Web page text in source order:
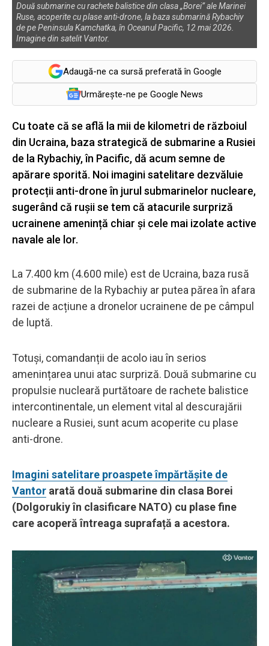
Două submarine cu rachete balistice din clasa „Borei” ale Marinei
Ruse, acoperite cu plase anti-drone, la baza submarină Rybachiy
de pe Peninsula Kamchatka, în Oceanul Pacific, 12 mai 2026.
Imagine din satelit Vantor.
Adaugă-ne ca sursă preferată în Google
Urmărește-ne pe Google News
Cu toate că se află la mii de kilometri de războiul
din Ucraina, baza strategică de submarine a Rusiei
de la Rybachiy, în Pacific, dă acum semne de
apărare sporită. Noi imagini satelitare dezvăluie
protecții anti-drone în jurul submarinelor nucleare,
sugerând că rușii se tem că atacurile surpriză
ucrainene amenință chiar și cele mai izolate active
navale ale lor.
La 7.400 km (4.600 mile) est de Ucraina, baza rusă
de submarine de la Rybachiy ar putea părea în afara
razei de acțiune a dronelor ucrainene de pe câmpul
de luptă.
Totuși, comandanții de acolo iau în serios
amenințarea unui atac surpriză. Două submarine cu
propulsie nucleară purtătoare de rachete balistice
intercontinentale, un element vital al descurajării
nucleare a Rusiei, sunt acum acoperite cu plase
anti-drone.
Imagini satelitare proaspete împărtășite de
Vantor arată două submarine din clasa Borei
(Dolgorukiy în clasificare NATO) cu plase fine
care acoperă întreaga suprafață a acestora.